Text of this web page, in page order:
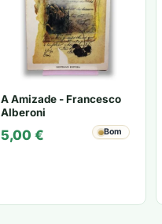
A Amizade - Francesco
Alberoni
5,00 € Bom